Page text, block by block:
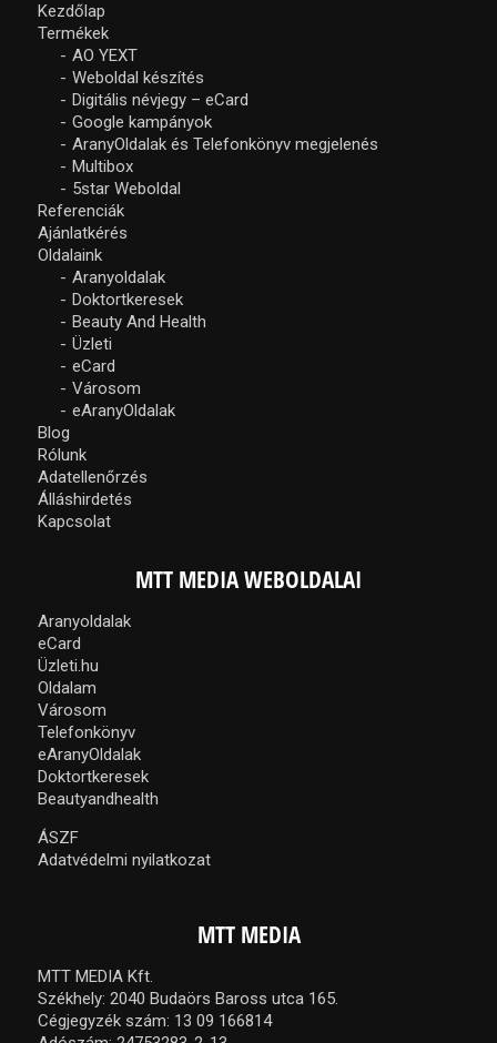
Kezdőlap
Termékek
AO YEXT
Weboldal készítés
Digitális névjegy – eCard
Google kampányok
AranyOldalak és Telefonkönyv megjelenés
Multibox
5star Weboldal
Referenciák
Ajánlatkérés
Oldalaink
Aranyoldalak
Doktortkeresek
Beauty And Health
Üzleti
eCard
Városom
eAranyOldalak
Blog
Rólunk
Adatellenőrzés
Álláshirdetés
Kapcsolat
MTT MEDIA WEBOLDALAI
Aranyoldalak
eCard
Üzleti.hu
Oldalam
Városom
Telefonkönyv
eAranyOldalak
Doktortkeresek
Beautyandhealth
ÁSZF
Adatvédelmi nyilatkozat
MTT MEDIA
MTT MEDIA Kft.
Székhely: 2040 Budaörs Baross utca 165.
Cégjegyzék szám: 13 09 166814